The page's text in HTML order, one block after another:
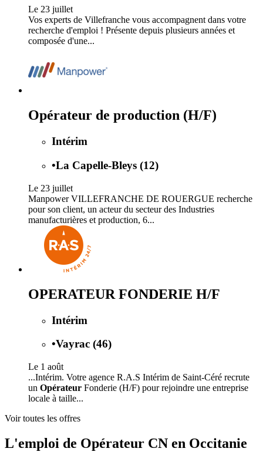
Le 23 juillet
Vos experts de Villefranche vous accompagnent dans votre
recherche d'emploi ! Présente depuis plusieurs années et
composée d'une...
Opérateur de production (H/F)
Intérim
•La Capelle-Bleys (12)
Le 23 juillet
Manpower VILLEFRANCHE DE ROUERGUE recherche
pour son client, un acteur du secteur des Industries
manufacturières et production, 6...
OPERATEUR FONDERIE H/F
Intérim
•Vayrac (46)
Le 1 août
...Intérim. Votre agence R.A.S Intérim de Saint‑Céré recrute
un Opérateur Fonderie (H/F) pour rejoindre une entreprise
locale à taille...
Voir toutes les offres
L'emploi de Opérateur CN en Occitanie